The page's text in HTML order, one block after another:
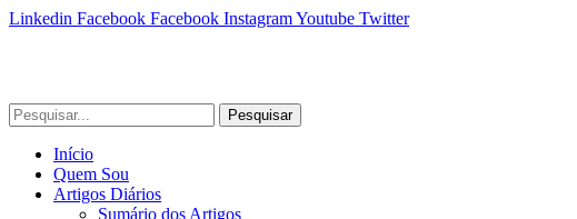
Linkedin Facebook Facebook InstagramYoutube Twitter
Pesquisar
Início
Quem Sou
Artigos Diários
Sumário dos Artigos